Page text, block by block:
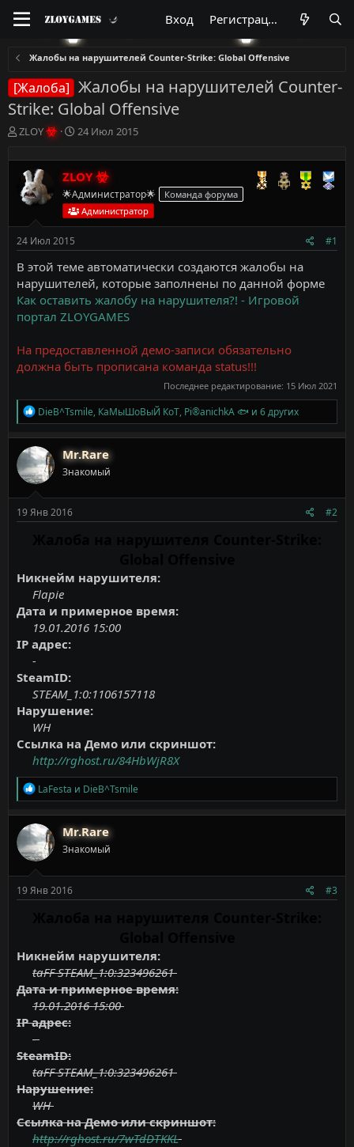
Вход Регистрация
Жалобы на нарушителей Counter-Strike: Global Offensive
[Жалоба] Жалобы на нарушителей Counter-
Strike: Global Offensive
А
т
о
р
т
м
ы
ZLOY
Д
т
а
н
а
ч
а
24 Июл 2015
ZLOY
🌟Администратор🌟
Команда форума
Администратор
24 Июл 2015 #1
В этой теме автоматически создаются жалобы на
нарушителей, которые заполнены по данной форме
Как оставить жалобу на нарушителя?! - Игровой
портал ZLOYGAMES
На предоставленной демо-записи обязательно
должна быть прописана команда status!!!
Последнее редактирование: 15 Июл 2021
Р
е
а
к
ц
и
и
DieB^Tsmile, КаМыШоВыЙ КоТ, Pi®anichkA 🐟 и 6 других
Mr.Rare
Знакомый
19 Янв 2016 #2
Никнейм нарушителя:
Flapie
Дата и примерное время:
19.01.2016 15:00
IP адрес:
-
SteamID:
STEAM_1:0:1106157118
Нарушение:
WH
Ссылка на Демо или скриншот:
http://rghost.ru/84HbWjR8X
Р
е
а
к
ц
и
и
LaFesta и DieB^Tsmile
Mr.Rare
Знакомый
19 Янв 2016 #3
Никнейм нарушителя:
taFF STEAM_1:0:323496261
Дата и примерное время:
19.01.2016 15:00
IP адрес:
-
SteamID:
taFF STEAM_1:0:323496261
Нарушение:
WH
Ссылка на Демо или скриншот:
http://rghost.ru/7wTdDTKKL